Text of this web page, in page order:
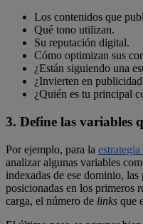
Los contenidos que
Qué tono utilizan.
Su reputación digital.
Cómo optimizan sus
¿Están siguiendo una
¿Invierten en
¿Quién es tu principal
3. Define las variables
Por ejemplo, para la
analizar algunas variables
indexadas de ese dominio,
posicionadas en los primeros
carga, el número de links que